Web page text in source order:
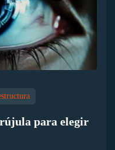
para elegir